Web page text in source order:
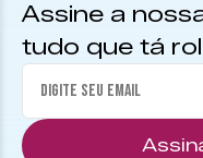
Assine a
tudo que tá